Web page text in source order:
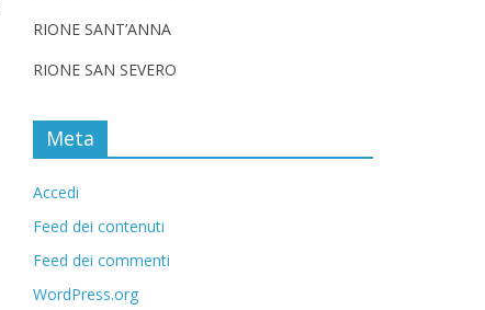
RIONE SANT’ANNA
RIONE SAN SEVERO
Meta
Accedi
Feed dei contenuti
Feed dei commenti
WordPress.org